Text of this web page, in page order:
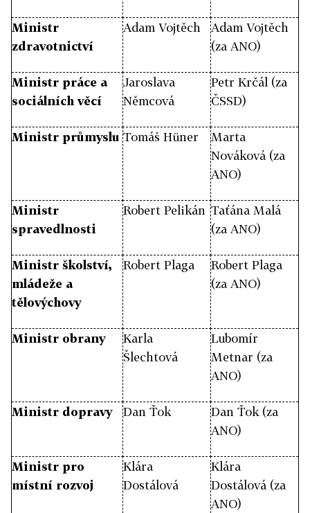
Ministr
zdravotnictví
Adam Vojtěch
Adam Vojtěch
(za ANO)
Ministr práce a
sociálních věcí
Jaroslava
Němcová
Petr Krčál (za
ČSSD)
Ministr průmyslu Tomáš Hüner
Marta
Nováková (za
ANO)
Ministr
spravedlnosti
Robert Pelikán Taťána Malá
(za ANO)
Ministr školství,
mládeže a
tělovýchovy
Robert Plaga
Robert Plaga
(za ANO)
Ministr obrany
Karla
Šlechtová
Lubomír
Metnar (za
ANO)
Ministr dopravy Dan Ťok
Dan Ťok (za
ANO)
Ministr pro
místní rozvoj
Klára
Dostálová
Klára
Dostálová (za
ANO)